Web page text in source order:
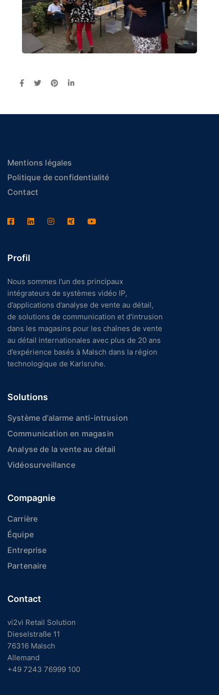
Mentions légales
Politique de confidentialité
Contact
Profil
Nous sommes l’un des principaux
intégrateurs de systèmes vidéo IP,
d’applications d’analyse de vente au détail,
de solutions de communication et d’intrusion
dans les magasins pour les chaînes de vente
au détail internationales avec plus de 20 ans
d’expérience basés à Malsch dans la région
technologique de Karlsruhe.
Solutions
Système d’alarme anti-intrusion
Communication en magasin
Analyse de la vente au détail
Vidéosurveillance
Compagnie
Carrière
Équipe
Entreprise
Partenaire
Contact
vi2vi Retail Solution
Dieselstraße 11
76316 Malsch
Allemand
+49 7243 76999 100